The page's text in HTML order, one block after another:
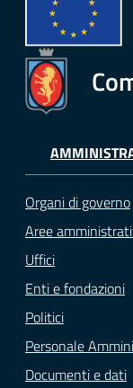
Organi di governo
Aree
Uffici
Enti e fondazioni
Politici
Personale
Documenti e dati